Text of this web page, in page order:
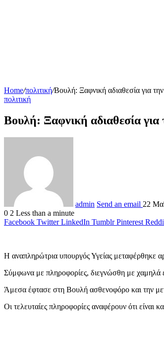
Home/πολιτική/Βουλή: Ξαφνική αδιαθεσία για
πολιτική
Βουλή: Ξαφνική αδιαθεσία
admin Send an email 22
0 2 Less than a minute
Facebook Twitter LinkedIn Tumblr Pinterest
Η αναπληρώτρια υπουργός Υγείας μεταφέρθηκε
Σύμφωνα με πληροφορίες, διεγνώσθη με χαμηλά
Άμεσα έφτασε στη Βουλή ασθενοφόρο και την
Οι τελευταίες πληροφορίες αναφέρουν ότι είναι